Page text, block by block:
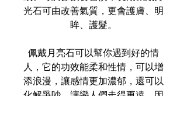
光石可由改善氣質，更會護膚、明
眸、護髮。
佩戴月亮石可以幫你遇到好的情
人，它的功效能柔和性情，可以增
添浪漫，讓感情更加濃郁，還可以
化解爭吵，讓戀人們走得更遠，因